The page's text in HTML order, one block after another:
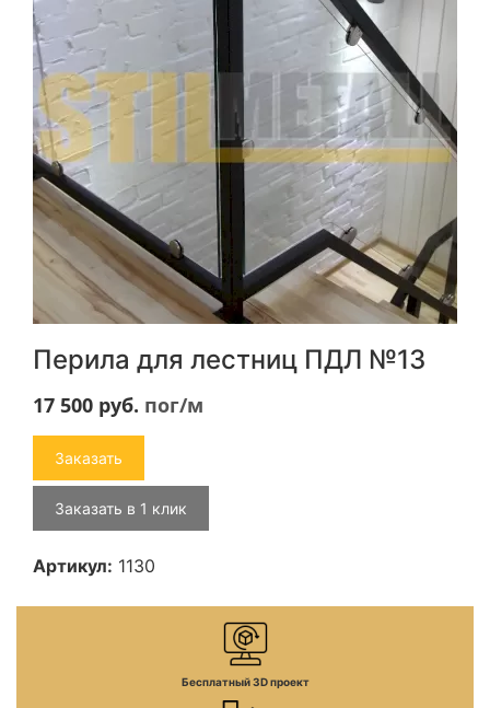
Перила для лестниц ПДЛ №13
17 500 руб. пог/м
Заказать
Заказать в 1 клик
Артикул: 1130
Бесплатный 3D проект